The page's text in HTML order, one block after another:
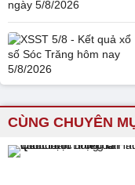
CÙNG CHUYÊN